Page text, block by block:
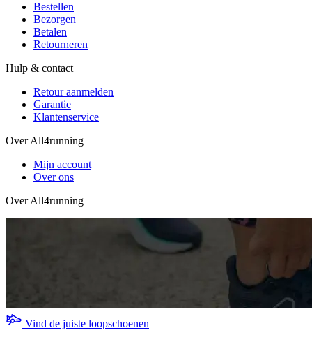
Bestellen
Bezorgen
Betalen
Retourneren
Hulp & contact
Retour aanmelden
Garantie
Klantenservice
Over All4running
Mijn account
Over ons
Over All4running
Vind de juiste loopschoenen